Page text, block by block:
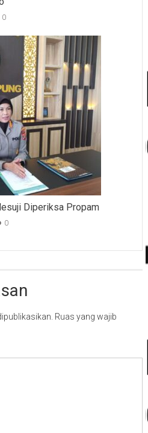
0
Diperiksa Propam
0
Ruas yang wajib